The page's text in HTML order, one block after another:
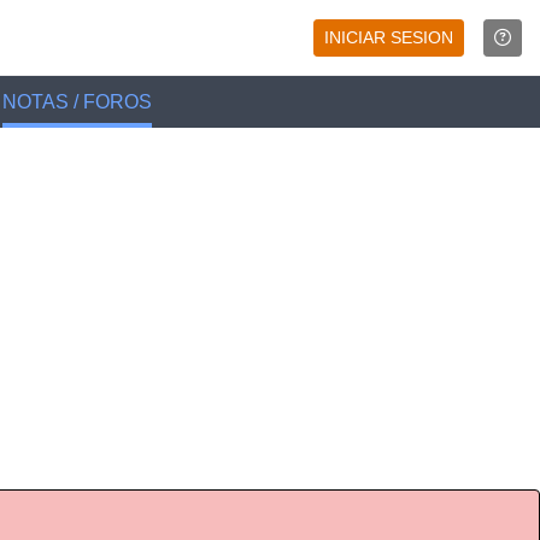
INICIAR SESION
NOTAS / FOROS